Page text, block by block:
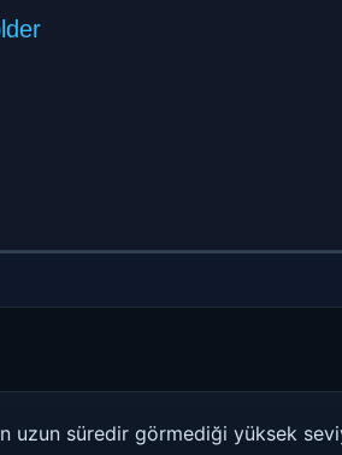
uzun süredir görmediği yüksek